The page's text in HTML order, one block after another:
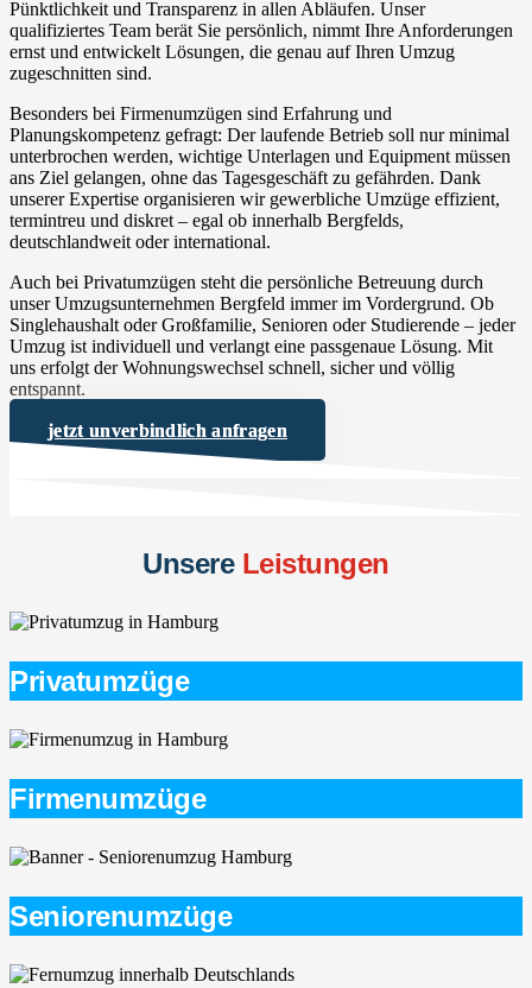
Pünktlichkeit und Transparenz in allen Abläufen. Unser
qualifiziertes Team berät Sie persönlich, nimmt Ihre Anforderungen
ernst und entwickelt Lösungen, die genau auf Ihren Umzug
zugeschnitten sind.
Besonders bei Firmenumzügen sind Erfahrung und
Planungskompetenz gefragt: Der laufende Betrieb soll nur minimal
unterbrochen werden, wichtige Unterlagen und Equipment müssen
ans Ziel gelangen, ohne das Tagesgeschäft zu gefährden. Dank
unserer Expertise organisieren wir gewerbliche Umzüge effizient,
termintreu und diskret – egal ob innerhalb Bergfelds,
deutschlandweit oder international.
Auch bei Privatumzügen steht die persönliche Betreuung durch
unser Umzugsunternehmen Bergfeld immer im Vordergrund. Ob
Singlehaushalt oder Großfamilie, Senioren oder Studierende – jeder
Umzug ist individuell und verlangt eine passgenaue Lösung. Mit
uns erfolgt der Wohnungswechsel schnell, sicher und völlig
entspannt.
jetzt unverbindlich anfragen
UnsereLeistungen
Privatumzüge
Firmenumzüge
Seniorenumzüge